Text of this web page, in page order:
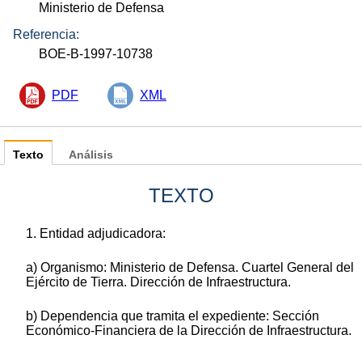
Ministerio de Defensa
Referencia:
BOE-B-1997-10738
PDF XML
Texto
TEXTO
1. Entidad adjudicadora:
a) Organismo: Ministerio de Defensa. Cuartel General del
Ejército de Tierra. Dirección de Infraestructura.
b) Dependencia que tramita el expediente: Sección
Económico-Financiera de la Dirección de Infraestructura.
Análisis